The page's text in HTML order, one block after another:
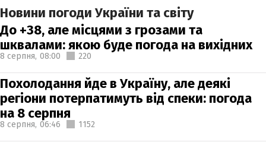
Новини погоди України та світу
До +38, але місцями з грозами та
шквалами: якою буде погода на вихідних
8 серпня, 08:00 220
Похолодання йде в Україну, але деякі
регіони потерпатимуть від спеки: погода
на 8 серпня
8 серпня, 06:46 1152